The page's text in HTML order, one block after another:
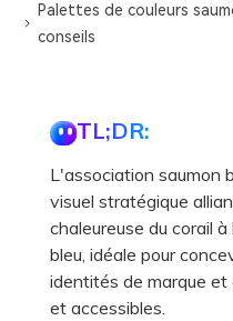
Palettes de couleurs
conseils
TL;DR:
L'association saumon
visuel stratégique
chaleureuse du corail
bleu, idéale pour
identités de marque et
et accessibles.